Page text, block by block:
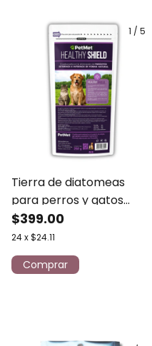
1 / 5
Tierra de diatomeas
para perros y gatos
grado alimenticio 250g
Healthy Shield PETMET
$399.00
24x$24.11